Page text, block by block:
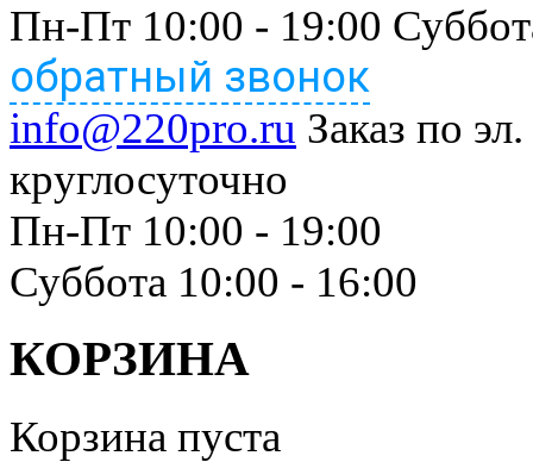
Пн-Пт 10:00 - 19:00
обратный звонок
info@220pro.ru Заказ по
круглосуточно
Пн-Пт 10:00 - 19:00
Суббота 10:00 - 16:00
КОРЗИНА
Корзина пуста